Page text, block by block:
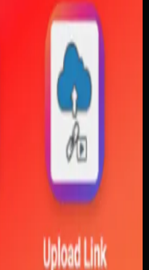
langsung saat
bisa melihat
lebih konkret.